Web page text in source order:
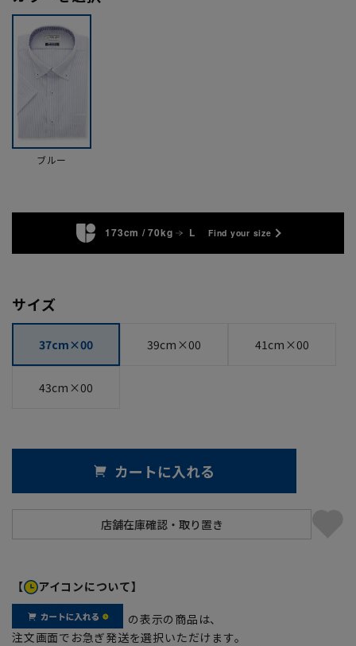
ブルー
173cm / 70kg L Find your size
サイズ
37cm×00 39cm×00 41cm×00
43cm×00
カートに入れる
【 アイコンについて】
の表示の商品は、
注文画面でお急ぎ発送を選択いただけます。